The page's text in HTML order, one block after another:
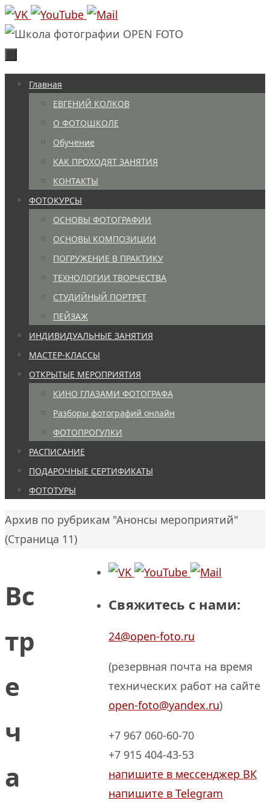
Перейти
к
содержимому
Перейти
содержимому
Главная
ЕВГЕНИЙ КОЛКОВ
О ФОТОШКОЛЕ
Обучение
КАК ПРОХОДЯТ ЗАНЯТИЯ
КОНТАКТЫ
ФОТОКУРСЫ
ОСНОВЫ ФОТОГРАФИИ
ОСНОВЫ КОМПОЗИЦИИ
ПОГРУЖЕНИЕ В ПРАКТИКУ
ТЕХНОЛОГИИ ТВОРЧЕСТВА
СТУДИЙНЫЙ ПОРТРЕТ
ПЕЙЗАЖ
ИНДИВИДУАЛЬНЫЕ ЗАНЯТИЯ
МАСТЕР-КЛАССЫ
ОТКРЫТЫЕ МЕРОПРИЯТИЯ
КИНО ГЛАЗАМИ ФОТОГРАФА
Разборы фотографий онлайн
ФОТОПРОГУЛКИ
РАСПИСАНИЕ
ПОДАРОЧНЫЕ СЕРТИФИКАТЫ
ФОТОТУРЫ
Главная
Архив по рубрикам "Анонсы мероприятий"
(Страница 11)
Вс
тр
е
ч
а
Свяжитесь с нами:
24@open-foto.ru
(резервная почта на время
технических работ на сайте
open-foto@yandex.ru)
+7 967 060-60-70
+7 915 404-43-53
напишите в мессенджер ВК
напишите в Telegram